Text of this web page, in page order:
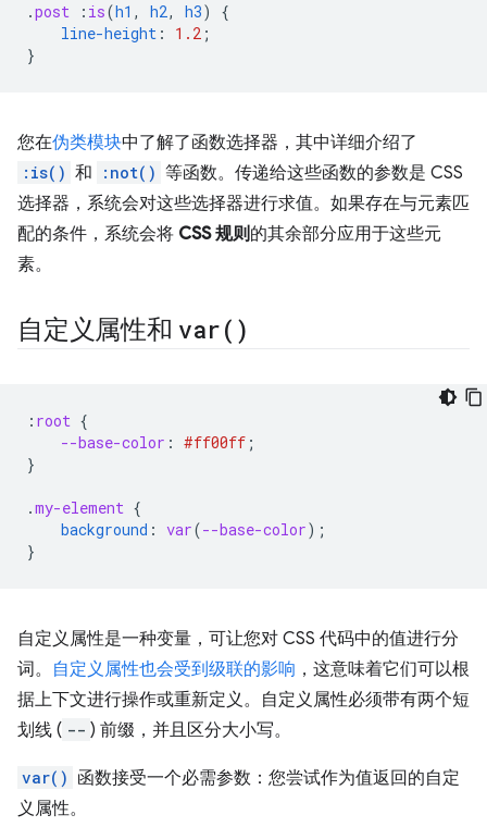
.post : is(h1 , h2, h3)
{
line-height : 1.2 ;
}
您在伪类模块中了解了函数选择器，其中详细介绍了
:is() 和 :not() 等函数。传递给这些函数的参数是 CSS
选择器，系统会对这些选择器进行求值。如果存在与元素匹
配的条件，系统会将 CSS 规则的其余部分应用于这些元
素。
自定义属性和 var( )
: root {
--base-color : #ff00ff ;
}
.my-element {
background : var(--base-color);
}
自定义属性是一种变量，可让您对 CSS 代码中的值进行分
词。 自定义属性也会受到级联的影响 ，这意味着它们可以根
据上下文进行操作或重新定义。自定义属性必须带有两个短
划线 ( -- ) 前缀，并且区分大小写。
var() 函数接受一个必需参数：您尝试作为值返回的自定
义属性。